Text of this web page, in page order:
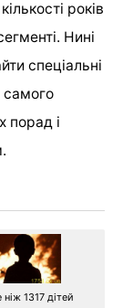
років
Нині
спеціальні
самого
порад і
ніж 1317 дітей